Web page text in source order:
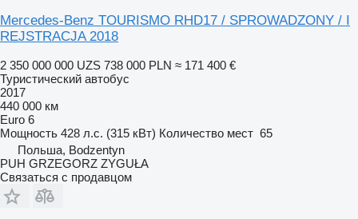
Mercedes-Benz TOURISMO RHD17 / SPROWADZONY / I
REJSTRACJA 2018
2 350 000 000 UZS 738 000 PLN ≈ 171 400 €
Туристический автобус
2017
440 000 км
Euro 6
Мощность 428 л.с. (315 кВт) Количество мест 65
Польша, Bodzentyn
PUH GRZEGORZ ZYGUŁA
Связаться с продавцом